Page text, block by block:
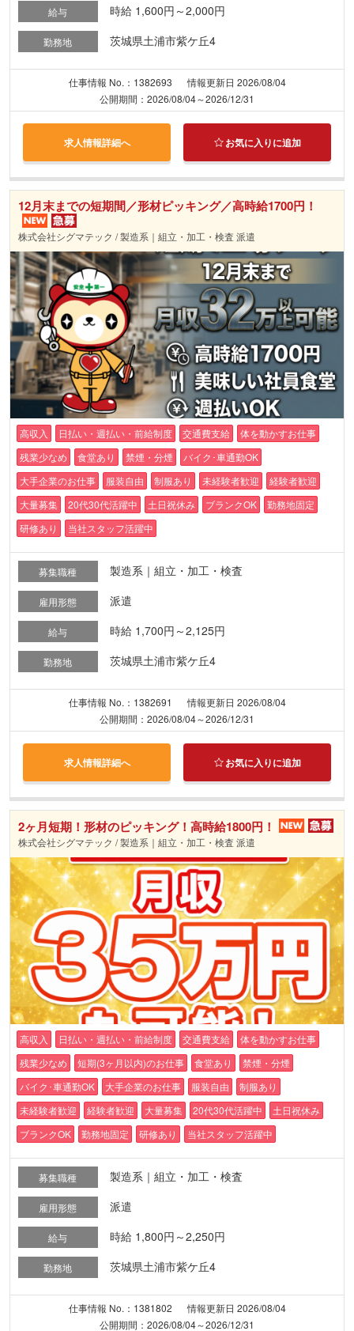
給与 時給 1,600円～2,000円
勤務地 茨城県土浦市紫ケ丘4
仕事情報 No.：1382693
情報更新日 2026/08/04
公開期間：2026/08/04～2026/12/31
求人情報詳細へ お気に入りに追加
12月末までの短期間／形材ピッキング／高時給1700円！
株式会社シグマテック / 製造系｜組立・加工・検査 派遣
高収入 日払い・週払い・前給制度 交通費支給
体を動かすお仕事
残業少なめ
食堂あり 禁煙・分煙
バイク･車通勤OK
大手企業のお仕事
服装自由 制服あり 未経験者歓迎
経験者歓迎
大量募集
20代30代活躍中 土日祝休み ブランクOK
勤務地固定
研修あり
当社スタッフ活躍中
募集職種 製造系｜組立・加工・検査
雇用形態 派遣
給与 時給 1,700円～2,125円
勤務地 茨城県土浦市紫ケ丘4
仕事情報 No.：1382691
情報更新日 2026/08/04
公開期間：2026/08/04～2026/12/31
求人情報詳細へ お気に入りに追加
2ヶ月短期！形材のピッキング！高時給1800円！
株式会社シグマテック / 製造系｜組立・加工・検査 派遣
高収入 日払い・週払い・前給制度 交通費支給
体を動かすお仕事
残業少なめ
短期(3ヶ月以内)のお仕事 食堂あり
禁煙・分煙
バイク･車通勤OK
大手企業のお仕事 服装自由
制服あり
未経験者歓迎
経験者歓迎 大量募集 20代30代活躍中
土日祝休み
ブランクOK
勤務地固定 研修あり 当社スタッフ活躍中
募集職種 製造系｜組立・加工・検査
雇用形態 派遣
給与 時給 1,800円～2,250円
勤務地 茨城県土浦市紫ケ丘4
仕事情報 No.：1381802
情報更新日 2026/08/04
公開期間：2026/08/04～2026/12/31